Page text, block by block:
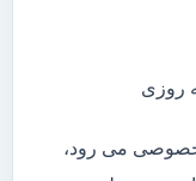
روزی
خصوصی می رود،